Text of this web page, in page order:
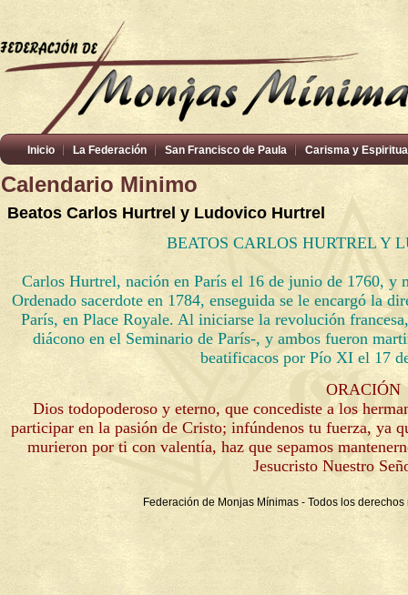
Inicio La Federación San Francisco de Paula Carisma y
Calendario Minimo
Beatos Carlos Hurtrel y Ludovico Hurtrel
BEATOS CARLOS HURTREL Y
Carlos Hurtrel, nación en París el 16 de junio de 1760,
Ordenado sacerdote en 1784, enseguida se le encargó la
París, en Place Royale. Al iniciarse la revolución
diácono en el Seminario de París-, y ambos fueron
beatificacos por Pío XI el 17
ORACIÓN
Dios todopoderoso y eterno, que concediste a los
participar en la pasión de Cristo; infúndenos tu fuerza, ya
murieron por ti con valentía, haz que sepamos
Jesucristo Nuestro
Federación de Monjas Mínimas - Todos los